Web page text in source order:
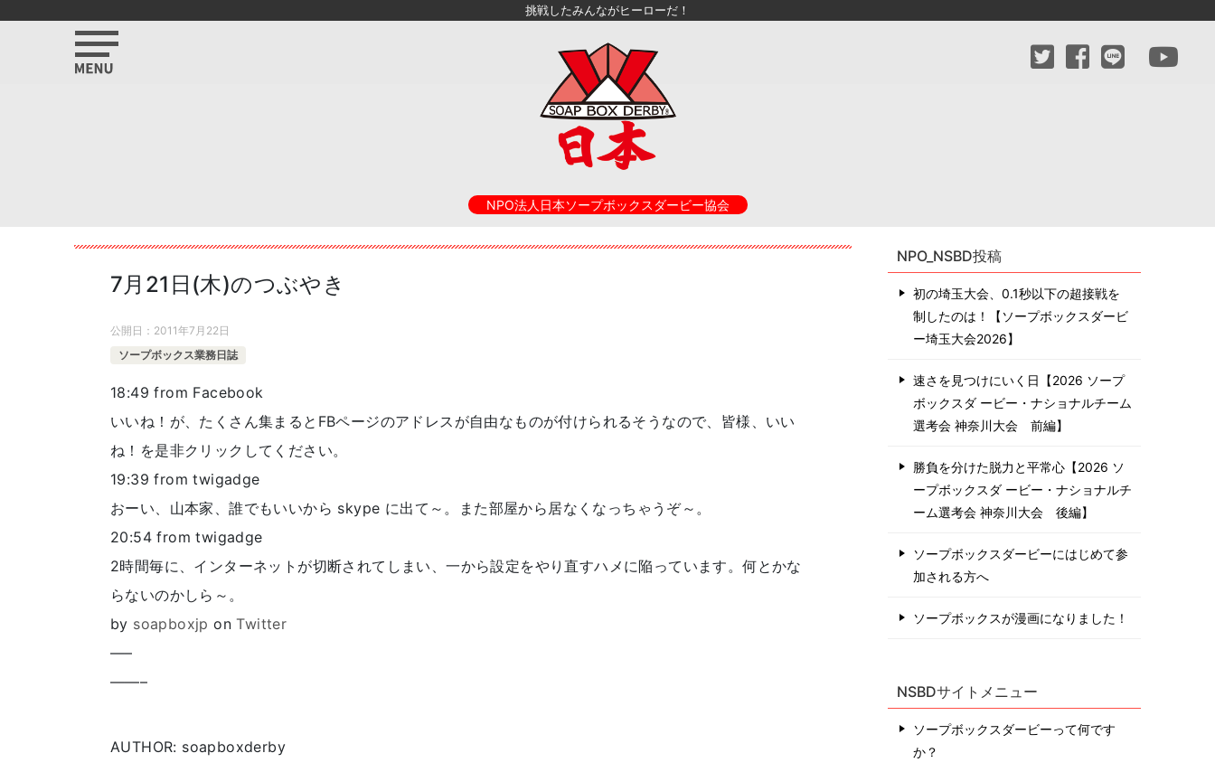
挑戦したみんながヒーローだ！
NPO法人日本ソープボックスダービー協会
7月21日(木)のつぶやき
公開日： 2011年7月22日
ソープボックス業務日誌
18:49 from Facebook
いいね！が、たくさん集まるとFBページのアドレスが自由なものが付けられるそうなので、皆様、いい
ね！を是非クリックしてください。
19:39 from twigadge
おーい、山本家、誰でもいいから skype に出て～。また部屋から居なくなっちゃうぞ～。
20:54 from twigadge
2時間毎に、インターネットが切断されてしまい、一から設定をやり直すハメに陥っています。何とかな
らないのかしら～。
by soapboxjp onTwitter
—–
——–
AUTHOR: soapboxderby
NPO_NSBD投稿
初の埼玉大会、0.1秒以下の超接戦を
制したのは！【ソープボックスダービ
ー埼玉大会2026】
速さを見つけにいく日【2026 ソープ
ボックスダ ービー・ナショナルチーム
選考会 神奈川⼤会 前編】
勝負を分けた脱力と平常心【2026 ソ
ープボックスダ ービー・ナショナルチ
ーム選考会 神奈川⼤会 後編】
ソープボックスダービーにはじめて参
加される方へ
ソープボックスが漫画になりました！
NSBDサイトメニュー
ソープボックスダービーって何です
か？